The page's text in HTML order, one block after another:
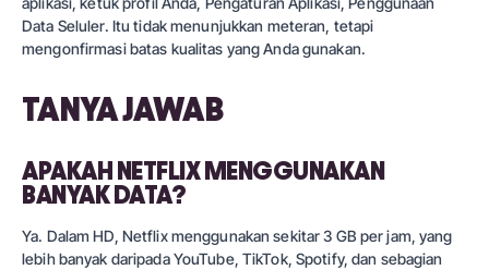
Data Seluler. Itu tidak menunjukkan meteran, tetapi
mengonfirmasi batas kualitas yang Anda gunakan.
TANYA JAWAB
APAKAH NETFLIX MENGGUNAKAN
BANYAK DATA?
Ya. Dalam HD, Netflix menggunakan sekitar 3 GB per jam, yang
lebih banyak daripada YouTube, TikTok, Spotify, dan sebagian